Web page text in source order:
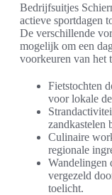
Bedrijfsuitjes
actieve sportdagen
De verschillende
mogelijk om een
voorkeuren van het
Fietstochten
voor lokale
zandkastelen
Culinaire
regionale
Wandelingen
vergezeld
toelicht.